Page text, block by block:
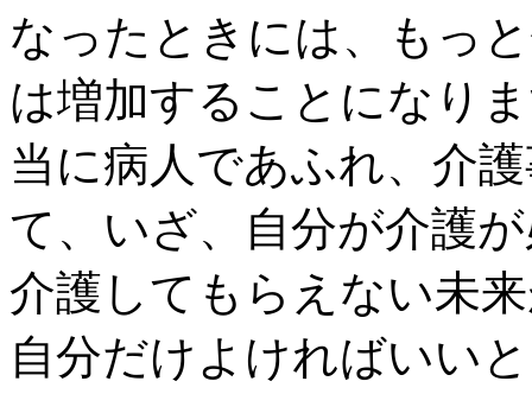
なったときには、もっ
は増加することになり
当に病人であふれ、介
て、いざ、自分が介護
介護してもらえない未
自分だけよければいい